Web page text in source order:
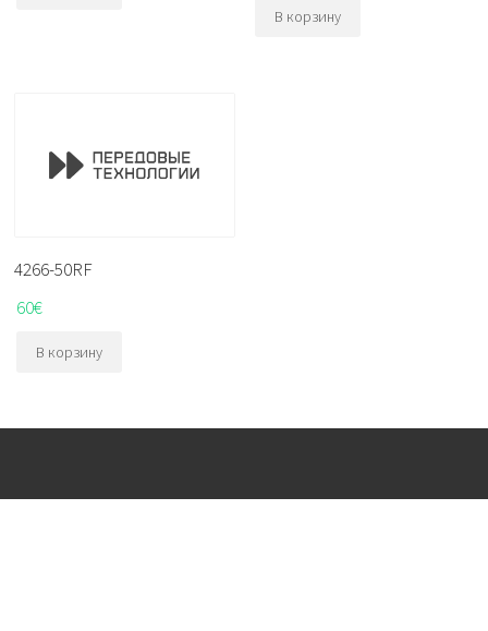
В корзину
4266-50RF
60€
В корзину